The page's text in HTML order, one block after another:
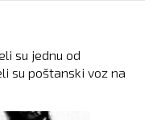
su jednu od
su poštanski voz na